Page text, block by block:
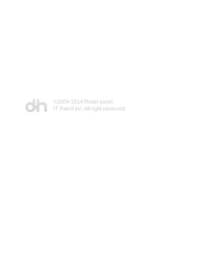
©2004-2014 Robin panel
IT Patrol inc. All right reserved.